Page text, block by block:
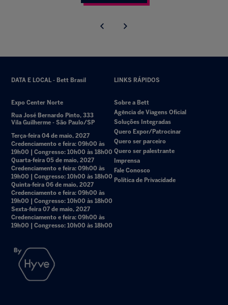
DATA E LOCAL - Bett Brasil
Expo Center Norte
Rua José Bernardo Pinto, 333
Vila Guilherme - São Paulo/SP
Terça-feira 04 de maio, 2027
Credenciamento e feira: 09h00 às
19h00 | Congresso: 10h00 às 18h00
Quarta-feira 05 de maio, 2027
Credenciamento e feira: 09h00 às
19h00 | Congresso: 10h00 às 18h00
Quinta-feira 06 de maio, 2027
Credenciamento e feira: 09h00 às
19h00 | Congresso: 10h00 às 18h00
Sexta-feira 07 de maio, 2027
Credenciamento e feira: 09h00 às
19h00 | Congresso: 10h00 às 18h00
LINKS RÁPIDOS
Sobre a Bett
Agência de Viagens Oficial
Soluções Integradas
Quero Expor/Patrocinar
Quero ser parceiro
Quero ser palestrante
Imprensa
Fale Conosco
Política de Privacidade